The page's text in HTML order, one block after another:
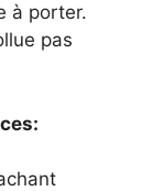
à porter.
pas